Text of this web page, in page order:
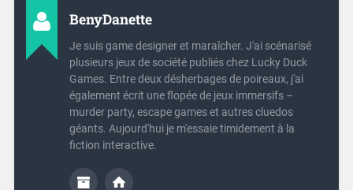
BenyDanette
Je suis game designer et maraîcher. J'ai scénarisé
plusieurs jeux de société publiés chez Lucky Duck
Games. Entre deux désherbages de poireaux, j'ai
également écrit une flopée de jeux immersifs –
murder party, escape games et autres cluedos
géants. Aujourd'hui je m'essaie timidement à la
fiction interactive.